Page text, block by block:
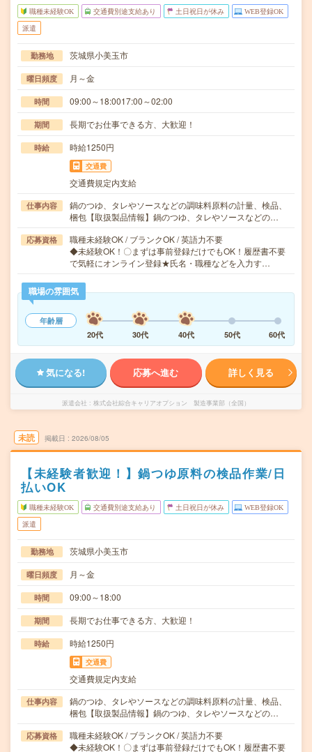
職種未経験OK 交通費別途支給あり 土日祝日が休み WEB登録OK
派遣
勤務地 茨城県小美玉市
曜日頻度 月～金
時間 09:00～18:0017:00～02:00
期間 長期でお仕事できる方、大歓迎！
時給 時給1250円
交通費
交通費規定内支給
仕事内容
鍋のつゆ、タレやソースなどの調味料原料の計量、検品、
梱包【取扱製品情報】鍋のつゆ、タレやソースなどの…
応募資格
職種未経験OK / ブランクOK / 英語力不要
◆未経験OK！〇まずは事前登録だけでもOK！履歴書不要
で気軽にオンライン登録★氏名・職種などを入力す…
職場の雰囲気
年齢層
20代
30代 40代 50代 60代
気になる! 応募へ進む 詳しく見る
派遣会社 株式会社綜合キャリアオプション 製造事業部（全国）
未読 掲載日 2026/08/05
【未経験者歓迎！】鍋つゆ原料の検品作業/日
払いOK
職種未経験OK 交通費別途支給あり 土日祝日が休み WEB登録OK
派遣
勤務地 茨城県小美玉市
曜日頻度 月～金
時間 09:00～18:00
期間 長期でお仕事できる方、大歓迎！
時給 時給1250円
交通費
交通費規定内支給
仕事内容
鍋のつゆ、タレやソースなどの調味料原料の計量、検品、
梱包【取扱製品情報】鍋のつゆ、タレやソースなどの…
応募資格
職種未経験OK / ブランクOK / 英語力不要
◆未経験OK！〇まずは事前登録だけでもOK！履歴書不要